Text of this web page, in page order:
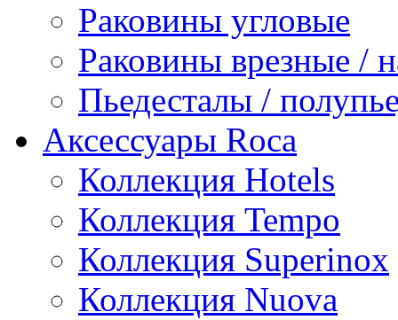
Раковины угловые
Раковины врезные /
Пьедесталы /
Аксессуары Roca
Коллекция Hotels
Коллекция Tempo
Коллекция Superinox
Коллекция Nuova